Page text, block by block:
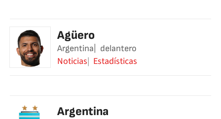
Agüero
Argentina delantero
Noticias Estadísticas
Argentina